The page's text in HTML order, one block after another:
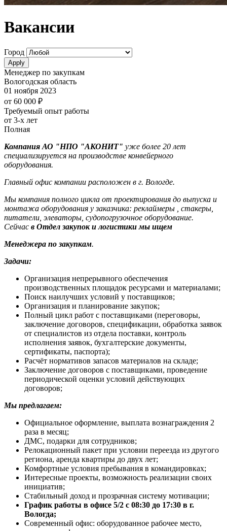
Вакансии
Город
Менеджер по закупкам
Вологодская область
01 ноября 2023
от 60 000 ₽
Требуемый опыт работы
от 3-х лет
Полная
Компания АО "НПО "АКОНИТ" уже более 20 лет
специализируется на производстве конвейерного
оборудования.
Главный офис компании расположен в г. Вологде.
Мы компания полного цикла от проектирования до выпуска и
монтажа оборудования у заказчика: реклаймеры , стакеры,
питатели, элеваторы, судопогрузочное оборудование.
Сейчас в Отдел закупок и логистики мы ищем
Менеджера по закупкам.
Задачи:
Организация непрерывного обеспечения
производственных площадок ресурсами и материалами;
Поиск наилучших условий у поставщиков;
Организация и планирование закупок;
Полный цикл работ с поставщиками (переговоры,
заключение договоров, спецификации, обработка заявок
от специалистов из отдела поставки, контроль
исполнения заявок, бухгалтерские документы,
сертификаты, паспорта);
Расчёт нормативов запасов материалов на складе;
Заключение договоров с поставщиками, проведение
периодической оценки условий действующих
договоров;
Мы предлагаем:
Официальное оформление, выплата вознаграждения 2
раза в месяц;
ДМС, подарки для сотрудников;
Релокационный пакет при условии переезда из другого
региона, аренда квартиры до двух лет;
Комфортные условия пребывания в командировках;
Интересные проекты, возможность реализации своих
инициатив;
Стабильный доход и прозрачная систему мотивации;
График работы в офисе 5/2 с 08:30 до 17:30 в г.
Вологда;
Современный офис: оборудованное рабочее место,